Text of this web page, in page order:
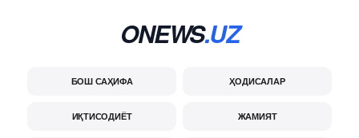
ONEWS.UZ
БОШ САҲИФА ҲОДИСАЛАР
ИҚТИСОДИЁТ ЖАМИЯТ